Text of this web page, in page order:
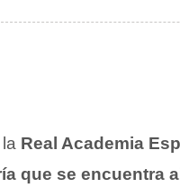
Real Academia
que se encuentra